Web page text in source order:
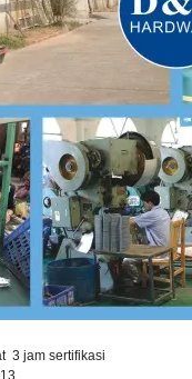
3 jam sertifikasi